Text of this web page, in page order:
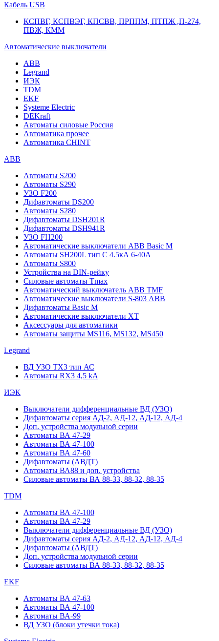
Кабель USB
КСПВГ, КСПВЭГ, КПСВВ, ПРППМ, ПТПЖ ,П-274,
ПВЖ, КММ
Автоматические выключатели
ABB
Legrand
ИЭК
TDM
EKF
Systeme Electric
DEKraft
Автоматы силовые Россия
Автоматика прочее
Автоматика CHINT
ABB
Автоматы S200
Автоматы S290
УЗО F200
Дифавтоматы DS200
Автоматы S280
Дифавтоматы DSH201R
Дифавтоматы DSH941R
УЗО FH200
Автоматические выключатели ABB Basic M
Автоматы SH200L тип С 4.5кА 6-40А
Автоматы S800
Устройства на DIN-рейку
Силовые автоматы Tmax
Автоматический выключатель ABB TMF
Автоматические выключатели S-803 АВВ
Дифавтоматы Basic M
Автоматические выключатели XT
Аксессуары для автоматики
Автоматы защиты MS116, MS132, MS450
Legrand
ВД УЗО TX3 тип АС
Автоматы RX3 4,5 kA
ИЭК
Выключатели дифференциальные ВД (УЗО)
Дифавтоматы серия АД-2, АД-12, АД-12, АД-4
Доп. устройства модульной серии
Автоматы ВА 47-29
Автоматы ВА 47-100
Автоматы ВА 47-60
Дифавтоматы (АВДТ)
Автоматы ВА88 и доп. устройства
Силовые автоматы ВА 88-33, 88-32, 88-35
TDM
Автоматы ВА 47-100
Автоматы ВА 47-29
Выключатели дифференциальные ВД (УЗО)
Дифавтоматы серия АД-2, АД-12, АД-12, АД-4
Дифавтоматы (АВДТ)
Доп. устройства модульной серии
Силовые автоматы ВА 88-33, 88-32, 88-35
EKF
Автоматы ВА 47-63
Автоматы ВА 47-100
Автоматы ВА-99
ВД УЗО (блоки утечки тока)